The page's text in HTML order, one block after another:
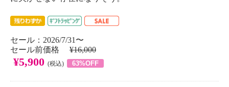
セール：2026/7/31〜
セール前価格 ¥16,000
¥5,900 (税込) 63%OFF